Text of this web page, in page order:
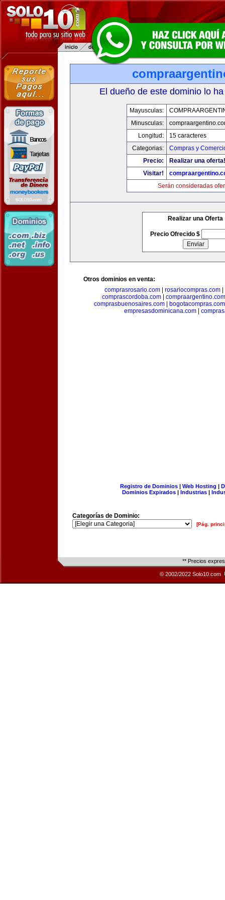
El dueño de este dominio lo
Mayusculas:
Minusculas:
Longitud:
15 caracteres
Categorias:
Compras y
Precio:
Realizar una oferta!
Visitar!
Serán consideradas
Realizar una Oferta
Precio Ofrecido $
Otros dominios en venta:
comprasrosario.com
rosariocompras.com
comprascordoba.com
compraargentino.com
comprasbuenosaires.com
bogotacompras.com
empresasdominicana.com
Registro de Dominios| Web Hosting |
Dominios Expirados | Industrias |
Categorías de Dominio:
[Pág.
** Precios
© 2002/2022 Solo10.com